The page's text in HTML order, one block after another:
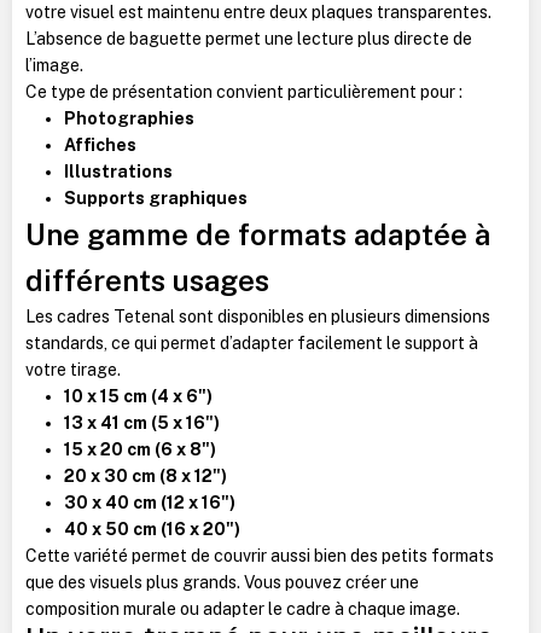
votre visuel est maintenu entre deux plaques transparentes.
L’absence de baguette permet une lecture plus directe de
l’image.
Ce type de présentation convient particulièrement pour :
Photographies
Affiches
Illustrations
Supports graphiques
Une gamme de formats adaptée à
différents usages
Les cadres Tetenal sont disponibles en plusieurs dimensions
standards, ce qui permet d’adapter facilement le support à
votre tirage.
10 x 15 cm (4 x 6")
13 x 41 cm (5 x 16")
15 x 20 cm (6 x 8")
20 x 30 cm (8 x 12")
30 x 40 cm (12 x 16")
40 x 50 cm (16 x 20")
Cette variété permet de couvrir aussi bien des petits formats
que des visuels plus grands. Vous pouvez créer une
composition murale ou adapter le cadre à chaque image.